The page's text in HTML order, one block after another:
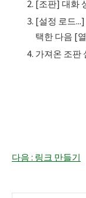
[조판] 대화
[설정 로드
택한 다음 [
가져온 조판
다음 : 링크 만들기